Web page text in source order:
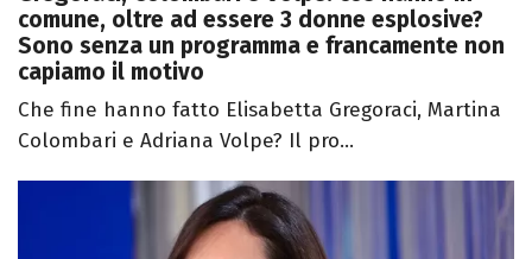
comune, oltre ad essere 3 donne esplosive?
Sono senza un programma e francamente non
capiamo il motivo
Che fine hanno fatto Elisabetta Gregoraci, Martina
Colombari e Adriana Volpe? Il pro...